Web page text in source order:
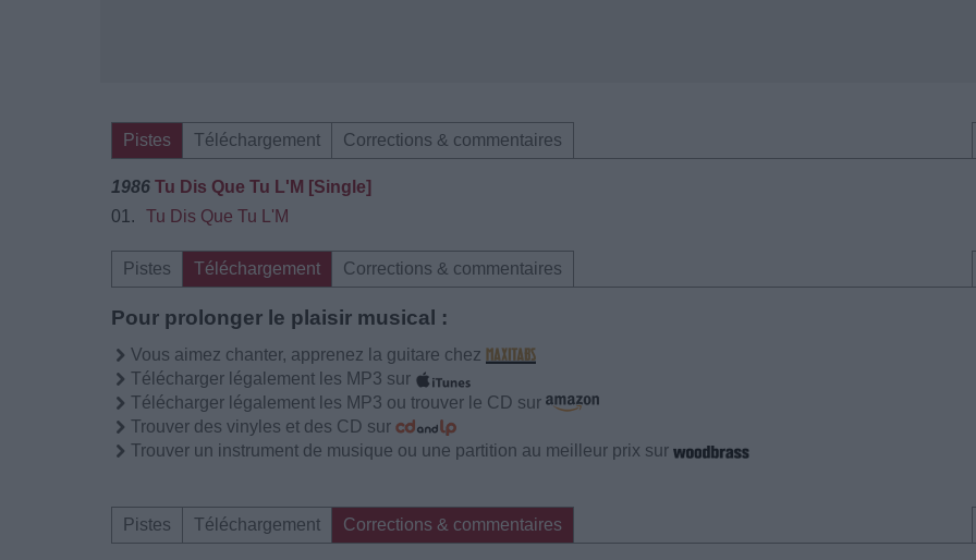
Pistes Téléchargement Corrections & commentaires
1986 Tu Dis Que Tu L'M [Single]
01.
Tu Dis Que Tu L'M
Pistes Téléchargement Corrections & commentaires
Pour prolonger le plaisir musical :
Vous aimez chanter, apprenez la guitare chez
Télécharger légalement les MP3 sur
Télécharger légalement les MP3 ou trouver le CD sur
Trouver des vinyles et des CD sur
Trouver un instrument de musique ou une partition au meilleur prix sur
Pistes Téléchargement Corrections & commentaires